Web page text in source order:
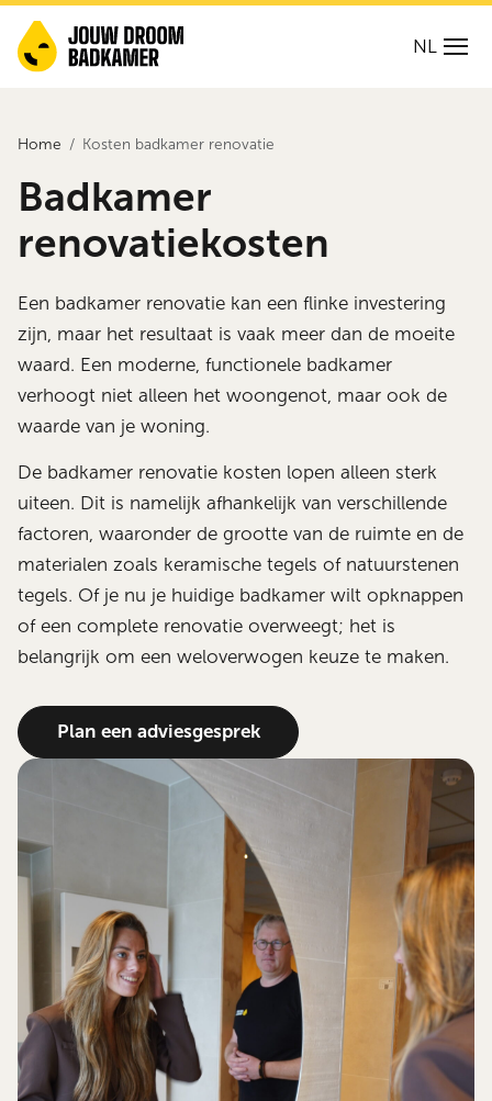
NL
Home Kosten badkamer renovatie
Badkamer
renovatiekosten
Een badkamer renovatie kan een flinke investering
zijn, maar het resultaat is vaak meer dan de moeite
waard. Een moderne, functionele badkamer
verhoogt niet alleen het woongenot, maar ook de
waarde van je woning.
De badkamer renovatie kosten lopen alleen sterk
uiteen. Dit is namelijk afhankelijk van verschillende
factoren, waaronder de grootte van de ruimte en de
materialen zoals keramische tegels of natuurstenen
tegels. Of je nu je huidige badkamer wilt opknappen
of een complete renovatie overweegt; het is
belangrijk om een weloverwogen keuze te maken.
Plan een adviesgesprek